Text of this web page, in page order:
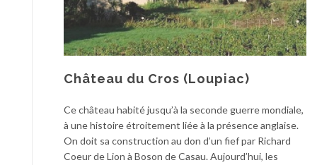
Château du Cros (Loupiac)
Ce château habité jusqu’à la seconde guerre mondiale,
à une histoire étroitement liée à la présence anglaise.
On doit sa construction au don d’un fief par Richard
Coeur de Lion à Boson de Casau. Aujourd’hui, les